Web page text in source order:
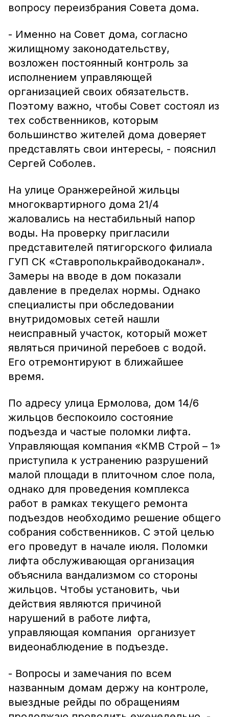
вопросу переизбрания Совета дома.
- Именно на Совет дома, согласно
жилищному законодательству,
возложен постоянный контроль за
исполнением управляющей
организацией своих обязательств.
Поэтому важно, чтобы Совет состоял из
тех собственников, которым
большинство жителей дома доверяет
представлять свои интересы, - пояснил
Сергей Соболев.
На улице Оранжерейной жильцы
многоквартирного дома 21/4
жаловались на нестабильный напор
воды. На проверку пригласили
представителей пятигорского филиала
ГУП СК «Ставрополькрайводоканал».
Замеры на вводе в дом показали
давление в пределах нормы. Однако
специалисты при обследовании
внутридомовых сетей нашли
неисправный участок, который может
являться причиной перебоев с водой.
Его отремонтируют в ближайшее
время.
По адресу улица Ермолова, дом 14/6
жильцов беспокоило состояние
подъезда и частые поломки лифта.
Управляющая компания «КМВ Строй – 1»
приступила к устранению разрушений
малой площади в плиточном слое пола,
однако для проведения комплекса
работ в рамках текущего ремонта
подъездов необходимо решение общего
собрания собственников. С этой целью
его проведут в начале июля. Поломки
лифта обслуживающая организация
объяснила вандализмом со стороны
жильцов. Чтобы установить, чьи
действия являются причиной
нарушений в работе лифта,
управляющая компания организует
видеонаблюдение в подъезде.
- Вопросы и замечания по всем
названным домам держу на контроле,
выездные рейды по обращениям